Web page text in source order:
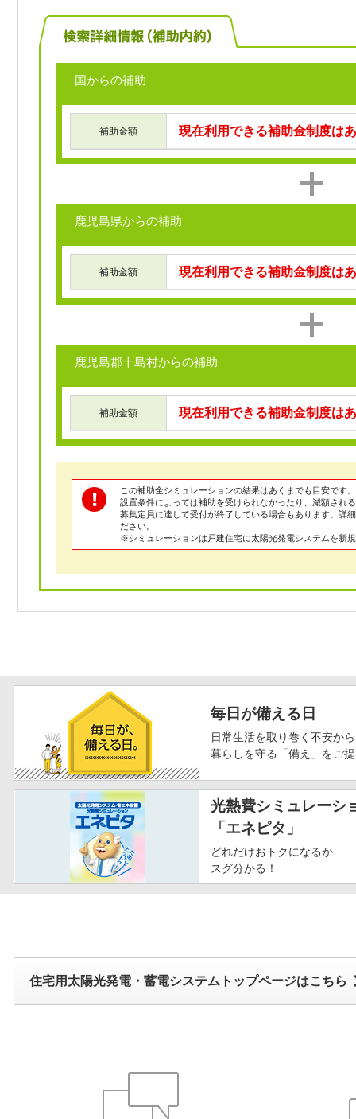
国からの補助
補助金額 現在利用できる補助金制度は
鹿児島県からの補助
補助金額 現在利用できる補助金制度は
鹿児島郡十島村からの補助
補助金額 現在利用できる補助金制度は
この補助金シミュレーションの結果はあくまでも目安です。
設置条件によっては補助を受けられなかったり、減額され
募集定員に達して受付が終了している場合もあります。詳
ださい。
※シミュレーションは戸建住宅に太陽光発電システムを新
毎日が備える日
日常生活を取り巻く不安から
暮らしを守る「備え」をご
光熱費シミュレーシ
「エネピタ」
どれだけおトクになるか
スグ分かる！
住宅用太陽光発電・蓄電システムトップページはこちら